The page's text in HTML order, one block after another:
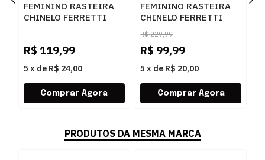
FEMININO RASTEIRA
CHINELO FERRETTI
R$ 119,99
5 x de R$ 24,00
FEMININO RASTEIRA
CHINELO FERRETTI
289A OURO
R$ 229,99
R$ 99,99
5 x de R$ 20,00
PRODUTOS DA MESMA MARCA